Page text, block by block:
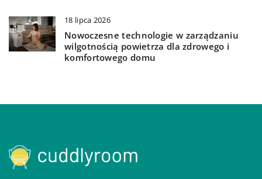
18 lipca 2026
Nowoczesne technologie w zarządzaniu
wilgotnością powietrza dla zdrowego i
komfortowego domu